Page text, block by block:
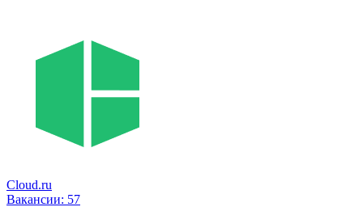
Cloud.ru
Вакансии: 57